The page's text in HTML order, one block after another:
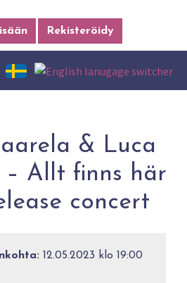
Rekisteröidy
& Luca
– Allt finns här
concert
12.05.2023 klo 19:00